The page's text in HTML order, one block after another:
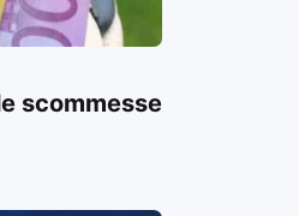
scommesse